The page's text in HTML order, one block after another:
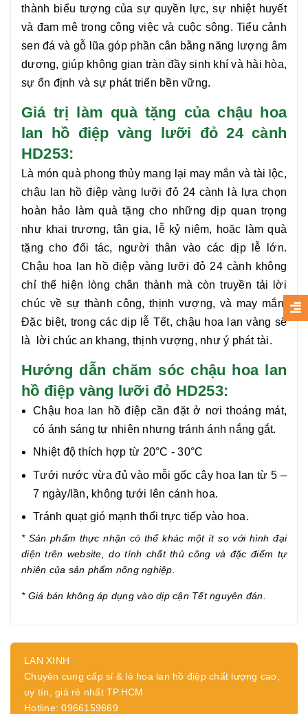
thành biểu tượng của sự quyền lực, sự nhiệt huyết
và đam mê trong công việc và cuộc sông. Tiểu cảnh
sen đá và gỗ lũa góp phần cân bằng năng lượng âm
dương, giúp không gian tràn đầy sinh khí và hài hòa,
sự ổn định và sự phát triển bền vững.
Giá trị làm quà tặng của chậu hoa
lan hồ điệp vàng lưỡi đỏ 24 cành
HD253:
Là món quà phong thủy mang lại may mắn và tài lộc,
chậu
lan hồ điệp vàng lưỡi đỏ 24 cành
là lựa chọn
hoàn hảo làm quà tặng cho những dịp quan trọng
như khai trương, tân gia, lễ kỷ niệm, hoặc làm quà
tặng cho đối tác, người thân vào các dịp lễ lớn.
Chậu hoa
lan hồ điệp vàng lưỡi đỏ 24 cành không
chỉ thể hiện lòng chân thành mà còn truyền tải lời
chúc về sự thành công, thịnh vượng, và may mắn.
Đặc biệt, trong các dịp lễ Tết, chậu hoa lan vàng sẽ
là
lời chúc an khang, thịnh vượng, như ý phát tài.
Hướng dẫn chăm sóc chậu hoa lan
hồ điệp vàng lưỡi đỏ HD253:
Chậu hoa lan hồ điệp cần đặt ở nơi thoáng mát,
có ánh sáng tự nhiên nhưng tránh ánh nắng gắt.
Nhiệt độ thích hợp từ 20°C - 30°C
Tưới nước vừa đủ vào mỗi gốc cây hoa lan từ 5 –
7 ngày/lần, không tưới lên cánh hoa.
Tránh quạt gió mạnh thổi trực tiếp vào hoa.
* Sản phẩm thực nhận có thể khác một ít so với hình đại
diện trên website, do tính chất thủ công và đặc điểm tự
nhiên của sản phẩm nông nghiệp.
* Giá bán không áp dụng vào dịp cận Tết nguyên đán.
LAN XINH
Chuyên cung cấp sỉ & lẻ hoa lan hồ điệp chất lượng cao,
uy tín, giá rẻ nhất TP.HCM
Hotline: 0966159669